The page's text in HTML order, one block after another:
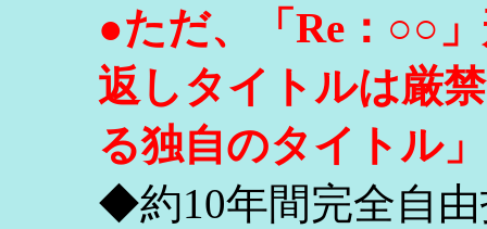
●ただ、「Re：○○
返しタイトルは厳
る独自のタイトル
◆約10年間完全自